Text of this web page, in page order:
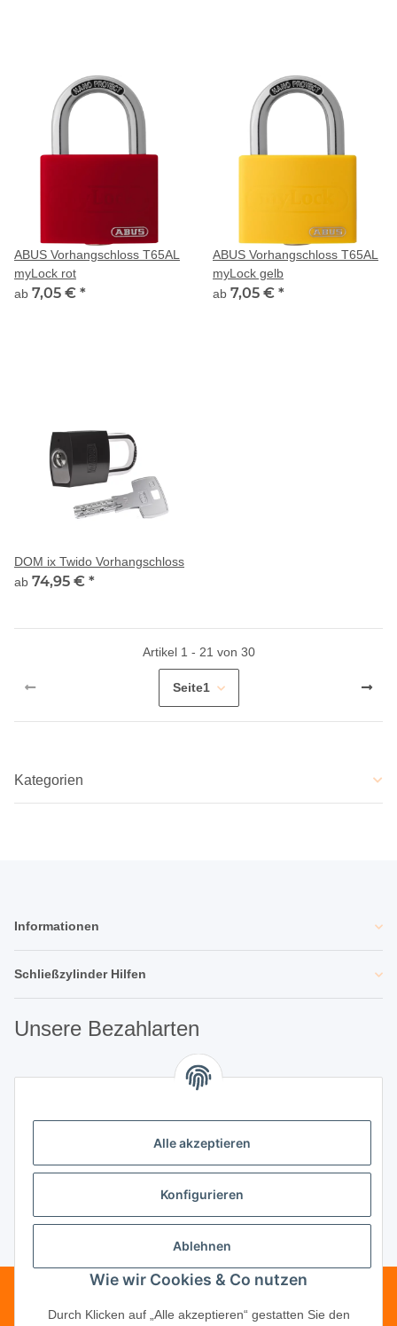
ABUS Vorhangschloss T65AL
myLock rot
ab 7,05 € *
ABUS Vorhangschloss T65AL
myLock gelb
ab 7,05 € *
DOM ix Twido Vorhangschloss
ab 74,95 € *
Artikel 1 - 21 von 30
Seite1
Kategorien
Informationen
Schließzylinder Hilfen
Unsere Bezahlarten
Unsere Partner
Unternehmen
Vertrag widerrufen
Telefonische Beratung?·+49 (0) 5246
Alle akzeptieren
Konfigurieren
Ablehnen
Wie wir Cookies & Co nutzen
Durch Klicken auf „Alle akzeptieren“ gestatten Sie den